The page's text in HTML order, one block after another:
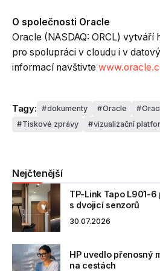
O společnosti Oracle
Oracle (NASDAQ: ORCL) vytváří
pro spolupráci v cloudu i v
informací navštivte
Tagy: dokumenty Oracle
Tiskové zprávy
vizualizační
Nejčtenější
TP-Link Tapo L901-
s dvojicí senzorů
30.07.2026
HP uvedlo přenosný
na cestách